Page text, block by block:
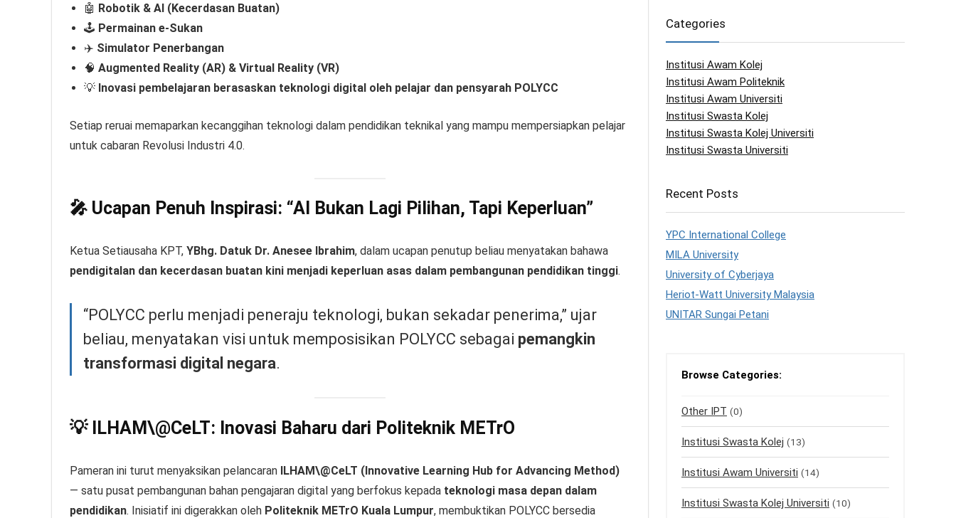
🤖 Robotik & AI (Kecerdasan Buatan)
🕹️ Permainan e-Sukan
✈️ Simulator Penerbangan
🧠 Augmented Reality (AR) & Virtual Reality (VR)
💡 Inovasi pembelajaran berasaskan teknologi digital oleh pelajar dan pensyarah POLYCC
Setiap reruai memaparkan kecanggihan teknologi dalam pendidikan teknikal yang mampu mempersiapkan pelajar
untuk cabaran Revolusi Industri 4.0.
🎤 Ucapan Penuh Inspirasi: “AI Bukan Lagi Pilihan, Tapi Keperluan”
Ketua Setiausaha KPT, YBhg. Datuk Dr. Anesee Ibrahim, dalam ucapan penutup beliau menyatakan bahawa
pendigitalan dan kecerdasan buatan kini menjadi keperluan asas dalam pembangunan pendidikan tinggi.
“POLYCC perlu menjadi peneraju teknologi, bukan sekadar penerima,” ujar
beliau, menyatakan visi untuk memposisikan POLYCC sebagai pemangkin
transformasi digital negara.
💡 ILHAM\@CeLT: Inovasi Baharu dari Politeknik METrO
Pameran ini turut menyaksikan pelancaran ILHAM\@CeLT (Innovative Learning Hub for Advancing Method)
— satu pusat pembangunan bahan pengajaran digital yang berfokus kepada teknologi masa depan dalam
pendidikan. Inisiatif ini digerakkan oleh Politeknik METrO Kuala Lumpur, membuktikan POLYCC bersedia
Categories
Institusi Awam Kolej
Institusi Awam Politeknik
Institusi Awam Universiti
Institusi Swasta Kolej
Institusi Swasta Kolej Universiti
Institusi Swasta Universiti
Recent Posts
YPC International College
MILA University
University of Cyberjaya
Heriot-Watt University Malaysia
UNITAR Sungai Petani
Browse Categories:
Other IPT (0)
Institusi Swasta Kolej (13)
Institusi Awam Universiti (14)
Institusi Swasta Kolej Universiti (10)